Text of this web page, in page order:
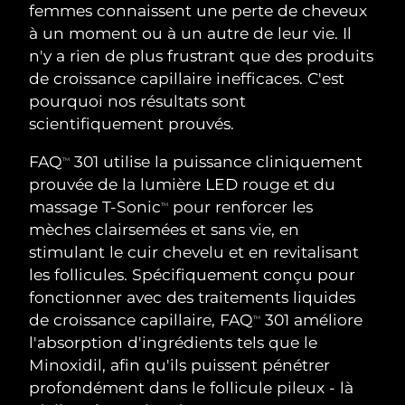
femmes connaissent une perte de cheveux
à un moment ou à un autre de leur vie. Il
n'y a rien de plus frustrant que des produits
de croissance capillaire inefficaces. C'est
pourquoi nos résultats sont
scientifiquement prouvés.
FAQTM
301 utilise la puissance cliniquement
prouvée de la lumière LED rouge et du
massage T-SonicTM
pour renforcer les
mèches clairsemées et sans vie, en
stimulant le cuir chevelu et en revitalisant
les follicules. Spécifiquement conçu pour
fonctionner avec des traitements liquides
de croissance capillaire, FAQTM
301 améliore
l'absorption d'ingrédients tels que le
Minoxidil, afin qu'ils puissent pénétrer
profondément dans le follicule pileux - là
Nettoyage du visage
Anti-aging massage
LUNA™ 4 Plus
Massage, LED heating
LUNA™ 4 Men
For men, anti-aging massage
Lifting
Microcurrent toning
BEAR™ 2 go
Microcurrent toning on-the-go
BEAR™ 2 eyes & lips
Microcurrent line smoothing device
Hydratation
UFO™ 3 coffret
Deep facial hydration
UFO™ 3 LED
Near-infrared and red light therapy
device
Soin bucco-dentaire
issa™ 4
Hybrid silicone sonic toothbrush
issa™ 4 plus
Smart hybrid silicone sonic toothbrush
FAQ™ TRAITEMENT ANTI-ÂGE
Anti-âge Traitements LED
NEW
Autriche Livraison estimée 8/8/26
Bahreïn Livraison estimée 8/9/26
Belgique
Bermudes Livraison estimée8/14/26
Bosnie-Herzégovine Livraison estimée
Brunei Livraison estimée
Bulgarie Livraison estimée8/8/26
Canada Livraison estimée8/12/26
Chili Livraison estimée